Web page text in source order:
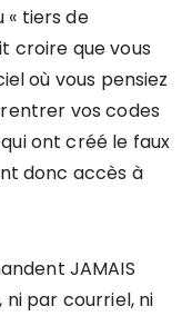
tiers de
croire que vous
où vous pensiez
vos codes
ont créé le faux
donc accès à
JAMAIS
ni par courriel, ni